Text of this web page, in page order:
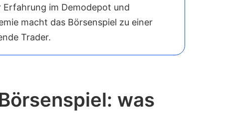
im Demodepot und
macht das Börsenspiel zu einer
Trader.
was